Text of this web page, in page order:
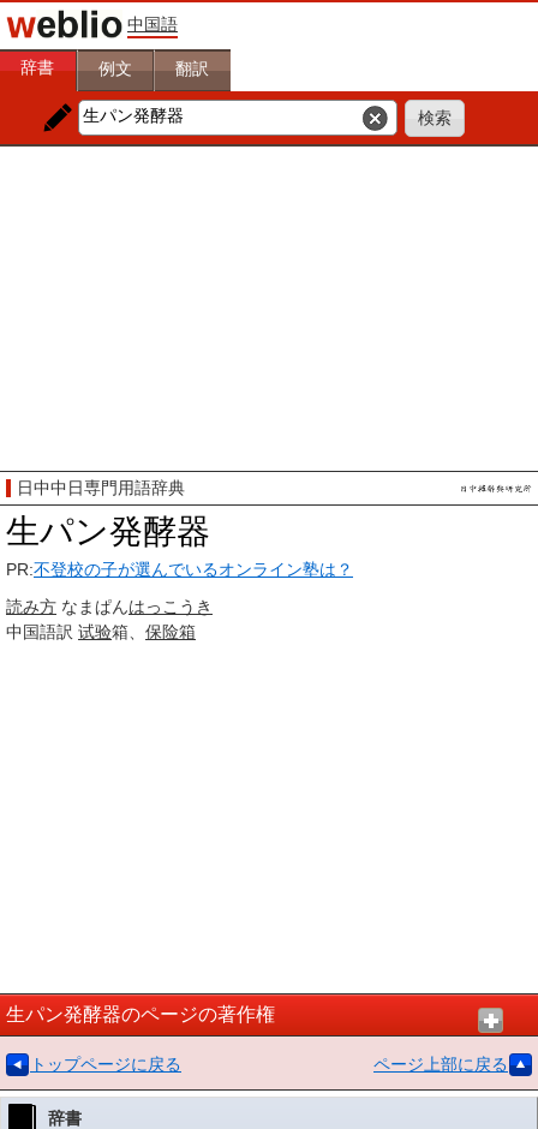
中国語
辞書 例文 翻訳
日中中日専門用語辞典
生パン発酵器
PR:不登校の子が選んでいるオンライン塾は？
読み方 なまぱんはっこうき
中国語訳 试验箱、 保险箱
生パン発酵器のページの著作権
トップページに戻る ページ上部に戻る
辞書